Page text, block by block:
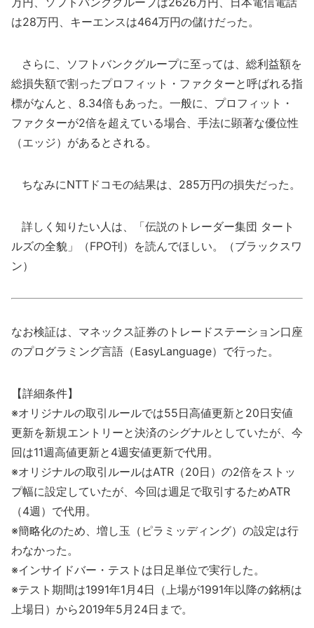
は28万円、キーエンスは464万円の儲けだった。
さらに、ソフトバンクグループに至っては、総利益額を
総損失額で割ったプロフィット・ファクターと呼ばれる指
標がなんと、8.34倍もあった。一般に、プロフィット・
ファクターが2倍を超えている場合、手法に顕著な優位性
（エッジ）があるとされる。
ちなみにNTTドコモの結果は、285万円の損失だった。
詳しく知りたい人は、「伝説のトレーダー集団 タート
ルズの全貌」（FPO刊）を読んでほしい。（ブラックスワ
ン）
なお検証は、マネックス証券のトレードステーション口座
のプログラミング言語（EasyLanguage）で行った。
【詳細条件】
※オリジナルの取引ルールでは55日高値更新と20日安値
更新を新規エントリーと決済のシグナルとしていたが、今
回は11週高値更新と4週安値更新で代用。
※オリジナルの取引ルールはATR（20日）の2倍をストッ
プ幅に設定していたが、今回は週足で取引するためATR
（4週）で代用。
※簡略化のため、増し玉（ピラミッディング）の設定は行
わなかった。
※インサイドバー・テストは日足単位で実行した。
※テスト期間は1991年1月4日（上場が1991年以降の銘柄は
上場日）から2019年5月24日まで。